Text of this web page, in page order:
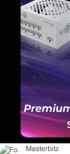
Masterbitz